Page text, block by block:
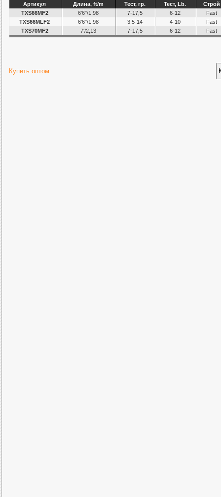
Артикул
Длина, ft/m Тест, гр. Тест, Lb.
Строй
TXS66MF2
6'6"/1,98 7-17,5 6-12
Fast
TXS66MLF2
6'6"/1,98 3,5-14 4-10
Fast
TXS70MF2
7'/2,13 7-17,5 6-12 Fast
Купить оптом